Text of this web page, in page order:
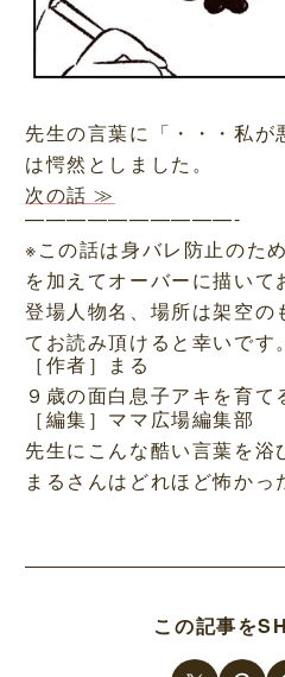
先生の言葉に「・・・私が
は愕然としました。
次の話 ≫
——————————-
※この話は身バレ防止のた
を加えてオーバーに描いて
登場人物名、場所は架空の
てお読み頂けると幸いです。
［作者］まる
９歳の面白息子アキを育て
［編集］ママ広場編集部
先生にこんな酷い言葉を
まるさんはどれほど怖かっ
この記事を